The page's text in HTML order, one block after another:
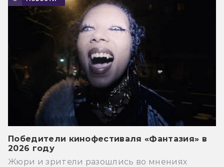
Победители кинофестиваля «Фантазия» в
2026 году
Жюри и зрители разошлись во мнениях